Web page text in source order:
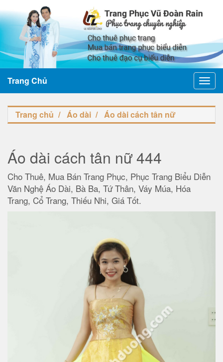
Trang Chủ
Trang chủ Áo dài Áo dài cách tân nữ
Áo dài cách tân nữ 444
Cho Thuê, Mua Bán Trang Phục, Phục Trang Biểu Diễn
Văn Nghệ Áo Dài, Bà Ba, Tứ Thân, Váy Múa, Hóa
Trang, Cổ Trang, Thiếu Nhi, Giá Tốt.